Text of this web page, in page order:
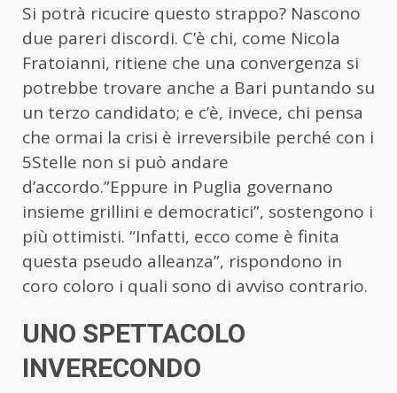
Si potrà ricucire questo strappo? Nascono
due pareri discordi. C’è chi, come Nicola
Fratoianni, ritiene che una convergenza si
potrebbe trovare anche a Bari puntando su
un terzo candidato; e c’è, invece, chi pensa
che ormai la crisi è irreversibile perché con i
5Stelle non si può andare
d’accordo.”Eppure in Puglia governano
insieme grillini e democratici”, sostengono i
più ottimisti. “Infatti, ecco come è finita
questa pseudo alleanza”, rispondono in
coro coloro i quali sono di avviso contrario.
UNO SPETTACOLO
INVERECONDO